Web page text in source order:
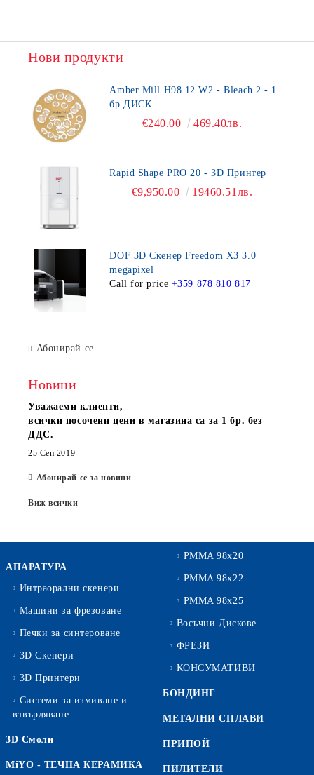
Нови продукти
Amber Mill H98 12 W2 - Bleach 2 - 1
бр ДИСК
€240.00 469.40лв.
Rapid Shape PRO 20 - 3D Принтер
€9,950.00 19460.51лв.
DOF 3D Скенер Freedom X3 3.0
megapixel
Call for price +359 878 810 817
Абонирай се
Новини
Уважаеми клиенти,
всички посочени цени в магазина са за 1 бр. без
ДДС.
25 Сеп 2019
Абонирай се за новини
Виж всички
АПАРАТУРА
Интраорални скенери
Машини за фрезоване
Печки за синтероване
3D Скенери
3D Принтери
Системи за измиване и
втвърдяване
3D Смоли
MiYO - ТЕЧНА КЕРАМИКА
PMMA 98x20
PMMA 98x22
PMMA 98x25
Восъчни Дискове
ФРЕЗИ
КОНСУМАТИВИ
БОНДИНГ
МЕТАЛНИ СПЛАВИ
ПРИПОЙ
ПИЛИТЕЛИ